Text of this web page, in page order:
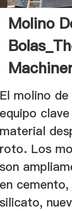
Molino
El molino
equipo
material
roto. Los
son
en
silicato,